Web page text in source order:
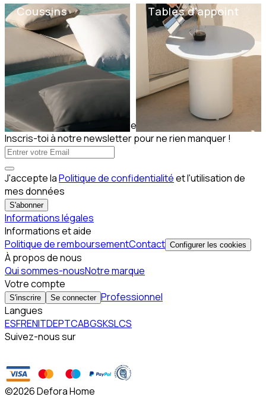
Coussins Tables d'appoint
Abonnez-vous à notre newsletter
Inscris-toi à notre newsletter pour ne rien manquer !
J'accepte laPolitique de confidentialitéet l'utilisation de
mes données
S'abonner
Informations légales
Informations et aide
Politique de remboursementContact Configurer les cookies
À propos de nous
Qui sommes-nousNotre marque
Votre compte
S'inscrire Se connecter Professionnel
Langues
ESFRENITDEPTCABGSKSLCS
Suivez-nous sur
©2026 Defora Home